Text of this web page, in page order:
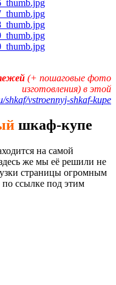
(+ пошаговые фото
изготовления) в этой
shkaf/vstroennyj-shkaf-kupe
шкаф-купе
на самой
же мы её решили не
страницы огромным
ссылке под этим